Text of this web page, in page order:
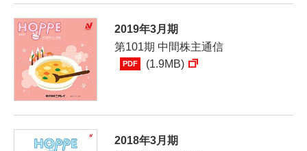
2019年3月期
第101期 中間株主通信
PDF (1.9MB)
2018年3月期